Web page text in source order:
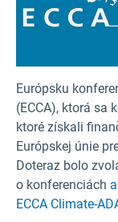
Európsku
(ECCA), ktorá sa
ktoré získali
Európskej únie
Doteraz bolo
o konferenciách
ECCA Climate-